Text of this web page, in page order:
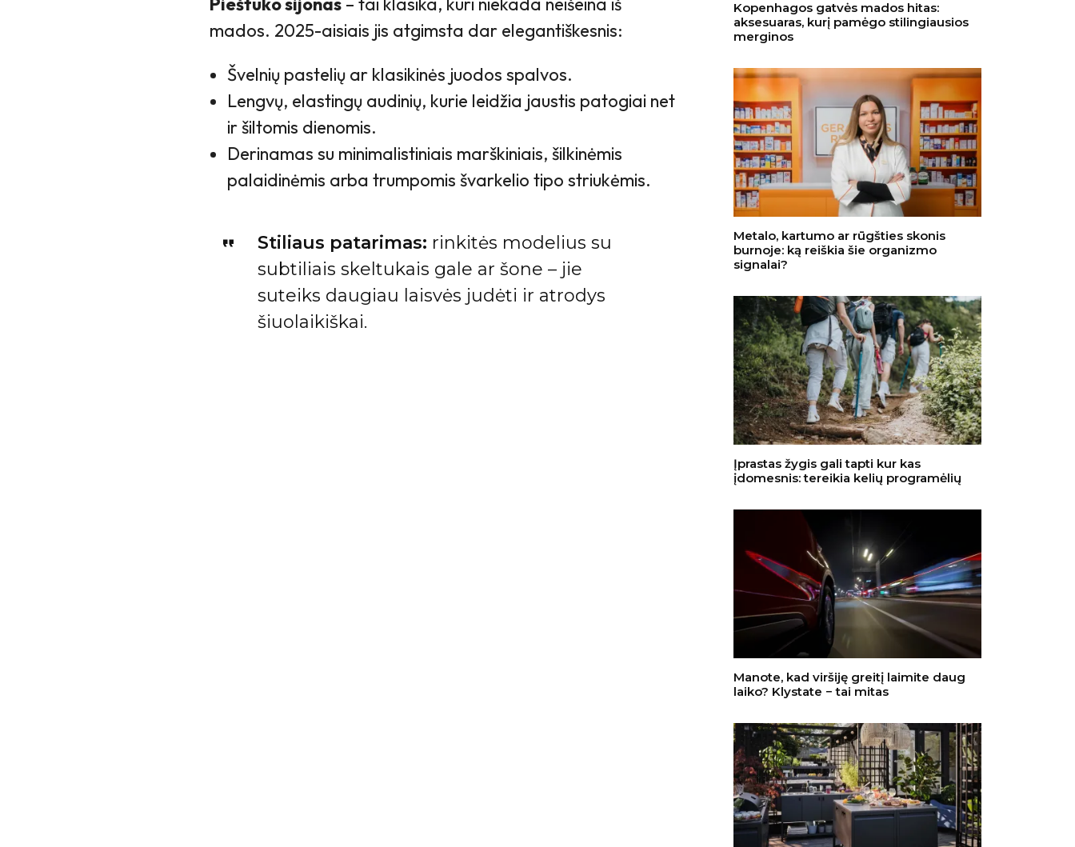
mados. 2025-aisiais jis atgimsta dar elegantiškesnis:
Švelnių pastelių ar klasikinės juodos spalvos.
Lengvų, elastingų audinių, kurie leidžia jaustis patogiai net
ir šiltomis dienomis.
Derinamas su minimalistiniais marškiniais, šilkinėmis
palaidinėmis arba trumpomis švarkelio tipo striukėmis.
Stiliaus patarimas: rinkitės modelius su
subtiliais skeltukais gale ar šone – jie
suteiks daugiau laisvės judėti ir atrodys
šiuolaikiškai.
Kopenhagos gatvės mados hitas:
aksesuaras, kurį pamėgo stilingiausios
merginos
Metalo, kartumo ar rūgšties skonis
burnoje: ką reiškia šie organizmo
signalai?
Įprastas žygis gali tapti kur kas
įdomesnis: tereikia kelių programėlių
Manote, kad viršiję greitį laimite daug
laiko? Klystate − tai mitas